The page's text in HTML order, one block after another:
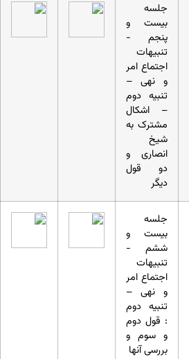
جلسه
بیست و
پنجم -
تنبیهات
اجتماع امر
و نهی –
تنبیه دوم
– اشکال
مشترک به
شیخ
انصاری و
دو قول
دیگر
جلسه
بیست و
ششم -
تنبیهات
اجتماع امر
و نهی –
تنبیه دوم
: قول دوم
و سوم و
بررسی آنها